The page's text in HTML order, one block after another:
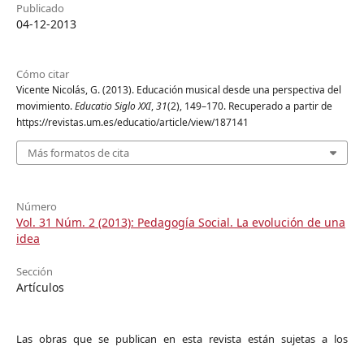
Publicado
04-12-2013
Cómo citar
Vicente Nicolás, G. (2013). Educación musical desde una perspectiva del
movimiento.Educatio Siglo XXI,31(2), 149–170. Recuperado a partir de
https://revistas.um.es/educatio/article/view/187141
Más formatos de cita
Número
Vol. 31 Núm. 2 (2013): Pedagogía Social. La evolución de una
idea
Sección
Artículos
Las obras que se publican en esta revista están sujetas a los